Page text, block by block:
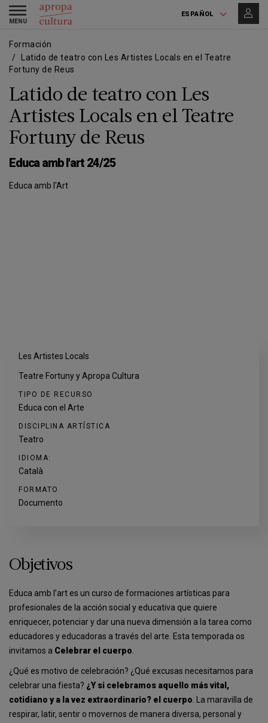
Pasar
contenido
Skip
main
ESPAÑOL
Toggle
navigation
Formación
Latido de teatro con Les Artistes Locals en el Teatre
Fortuny de Reus
Latido de teatro con Les
Artistes Locals en el Teatre
Fortuny de Reus
Educa amb l'art 24/25
Educa amb l'Art
Les Artistes Locals
Teatre Fortuny y Apropa Cultura
TIPO DE RECURSO
Educa con el Arte
DISCIPLINA ARTÍSTICA
Teatro
IDIOMA:
Català
FORMATO
Documento
Objetivos
Educa amb l’art es un curso de formaciones artísticas para
profesionales de la acción social y educativa que quiere
enriquecer, potenciar y dar una nueva dimensión a la tarea como
educadores y educadoras a través del arte. Esta temporada os
invitamos a Celebrar el cuerpo
¿Qué es motivo de celebración? ¿Qué excusas necesitamos para
celebrar una fiesta? ¿Y si celebramos aquello más vital,
cotidiano y a la vez extraordinario? el cuerpo . La maravilla de
respirar, latir, sentir o movernos de manera diversa, personal y